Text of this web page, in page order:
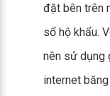
đặt bên trên
sổ hộ khẩu.
nên sử dụng
internet